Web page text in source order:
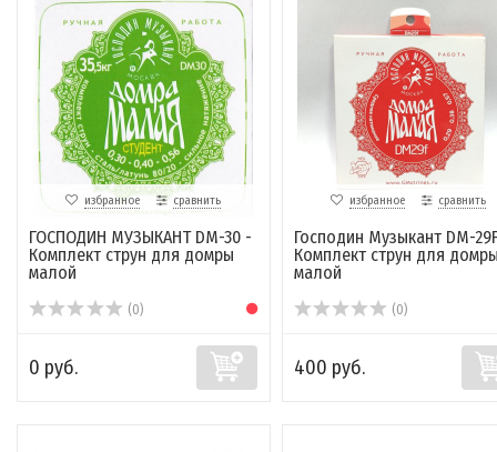
избранное сравнить
ГОСПОДИН МУЗЫКАНТ DM-30 -
Комплект струн для домры
малой
(0)
0 руб.
избранное сравнить
Господин Музыкант DM-
Комплект струн для
малой
(0)
400 руб.